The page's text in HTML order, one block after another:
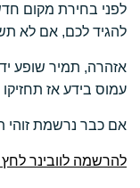
לפני בחירת מקום
להגיד לכם, אם לא
אזהרה, תמיר שופע
עמוס בידע אז
אם כבר נרשמת זוהי
להרשמה לוובינר לחץ